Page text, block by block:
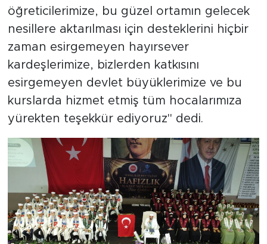
öğreticilerimize, bu güzel ortamın gelecek
nesillere aktarılması için desteklerini hiçbir
zaman esirgemeyen hayırsever
kardeşlerimize, bizlerden katkısını
esirgemeyen devlet büyüklerimize ve bu
kurslarda hizmet etmiş tüm hocalarımıza
yürekten teşekkür ediyoruz" dedi.